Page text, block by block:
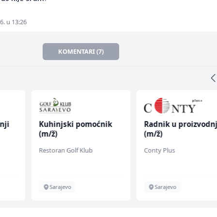
u 13:26
KOMENTARI (7)
pomoćnik
Golf Klub
Radnik u proizvodnji